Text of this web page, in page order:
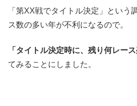
「第XX戦でタイトル決定」という
ス数の多い年が不利になるので。
「タイトル決定時に、残り何レース
てみることにしました。